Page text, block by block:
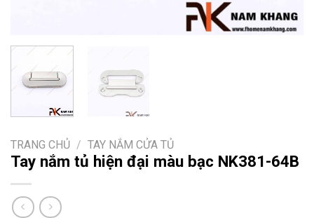
TRANG CHỦ / TAY NẮM CỬA TỦ
Tay nắm tủ hiện đại màu bạc NK381-64B